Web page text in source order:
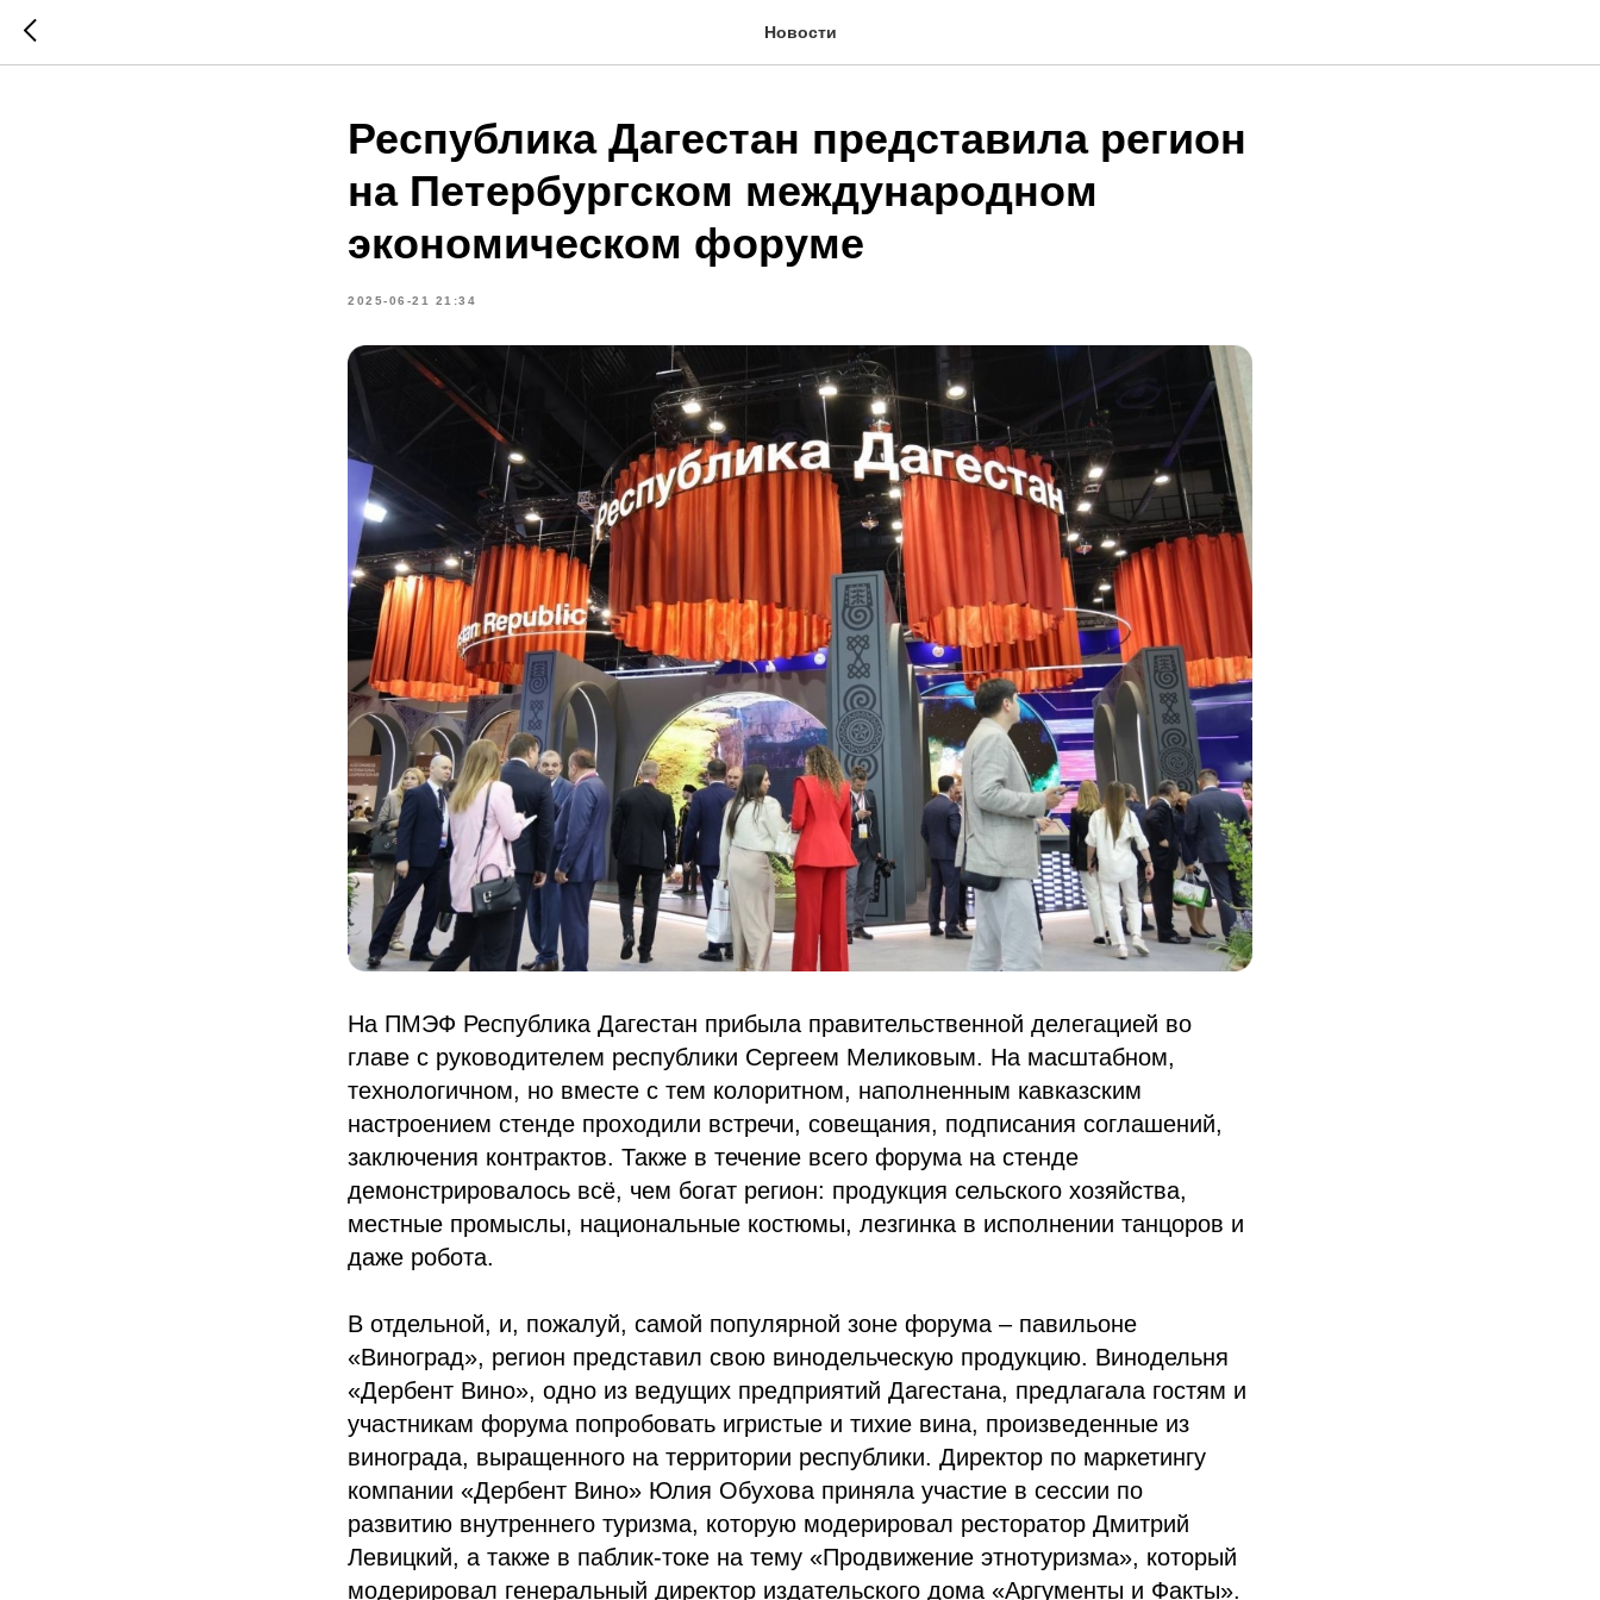
Новости
Республика Дагестан представила регион
на Петербургском международном
экономическом форуме
2025-06-21 21:34
На ПМЭФ Республика Дагестан прибыла правительственной делегацией во
главе с руководителем республики Сергеем Меликовым. На масштабном,
технологичном, но вместе с тем колоритном, наполненным кавказским
настроением стенде проходили встречи, совещания, подписания соглашений,
заключения контрактов. Также в течение всего форума на стенде
демонстрировалось всё, чем богат регион: продукция сельского хозяйства,
местные промыслы, национальные костюмы, лезгинка в исполнении танцоров и
даже робота.
В отдельной, и, пожалуй, самой популярной зоне форума – павильоне
«Виноград», регион представил свою винодельческую продукцию. Винодельня
«Дербент Вино», одно из ведущих предприятий Дагестана, предлагала гостям и
участникам форума попробовать игристые и тихие вина, произведенные из
винограда, выращенного на территории республики. Директор по маркетингу
компании «Дербент Вино» Юлия Обухова приняла участие в сессии по
развитию внутреннего туризма, которую модерировал ресторатор Дмитрий
Левицкий, а также в паблик-токе на тему «Продвижение этнотуризма», который
модерировал генеральный директор издательского дома «Аргументы и Факты».